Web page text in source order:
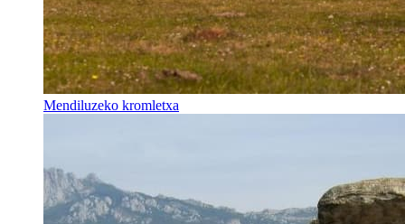
Mendiluzeko kromletxa